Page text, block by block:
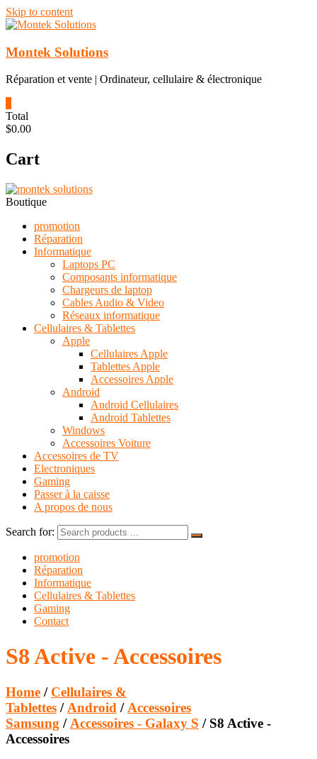
Skip to content
Montek Solutions
Réparation et vente | Ordinateur, cellulaire & électronique
Total
$0.00
Cart
Boutique
promotion
Réparation
Informatique
Laptops PC
Composants informatique
Chargeurs de laptop
Cables Audio & Video
Réseaux informatique
Cellulaires & Tablettes
Apple
Cellulaires Apple
Tablettes Apple
Accessoires Apple
Android
Android Cellulaires
Android Tablettes
Windows
Accessoires Voiture
Accessoires de TV
Electroniques
Gaming
Passer à la caisse
A propos de nous
Search for:
promotion
Réparation
Informatique
Cellulaires & Tablettes
Gaming
Contact
S8 Active - Accessoires
Home / Cellulaires &
Tablettes / Android / Accessoires
Samsung / Accessoires - Galaxy S / S8 Active -
Accessoires